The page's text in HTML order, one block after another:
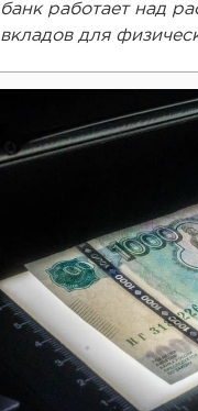
банк работает над
вкладов для